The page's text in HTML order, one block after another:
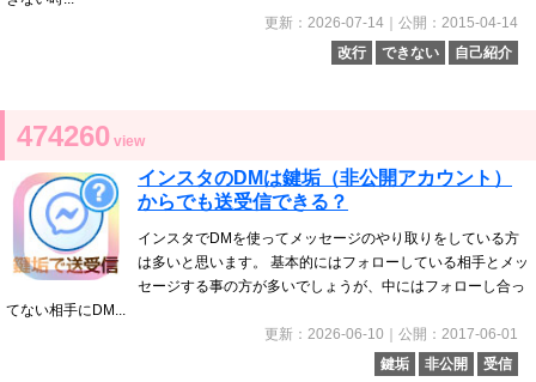
更新：2026-07-14｜公開：2015-04-14
改行
できない 自己紹介
474260 view
インスタのDMは鍵垢（非公開アカウント）
からでも送受信できる？
インスタでDMを使ってメッセージのやり取りをしている方
は多いと思います。 基本的にはフォローしている相手とメッ
セージする事の方が多いでしょうが、中にはフォローし合っ
てない相手にDM...
更新：2026-06-10｜公開：2017-06-01
鍵垢
非公開 受信